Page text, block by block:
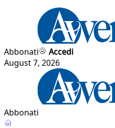
Abbonati
Accedi
August 7, 2026
Abbonati